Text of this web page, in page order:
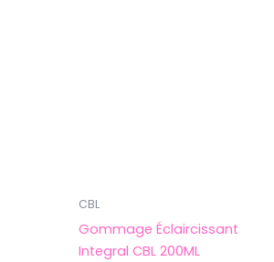
CBL
Gommage Éclaircissant
Integral CBL 200ML